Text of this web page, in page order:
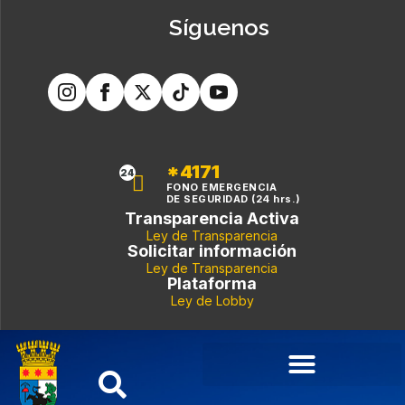
Síguenos
24 *4171
FONO EMERGENCIA
DE SEGURIDAD (24 hrs.)
Transparencia Activa
Ley de Transparencia
Solicitar información
Ley de Transparencia
Plataforma
Ley de Lobby